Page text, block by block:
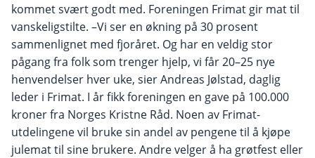
kommet svært godt med. Foreningen Frimat gir mat til
vanskeligstilte. –Vi ser en økning på 30 prosent
sammenlignet med fjoråret. Og har en veldig stor
pågang fra folk som trenger hjelp, vi får 20–25 nye
henvendelser hver uke, sier Andreas Jølstad, daglig
leder i Frimat. I år fikk foreningen en gave på 100.000
kroner fra Norges Kristne Råd. Noen av Frimat-
utdelingene vil bruke sin andel av pengene til å kjøpe
julemat til sine brukere. Andre velger å ha grøtfest eller